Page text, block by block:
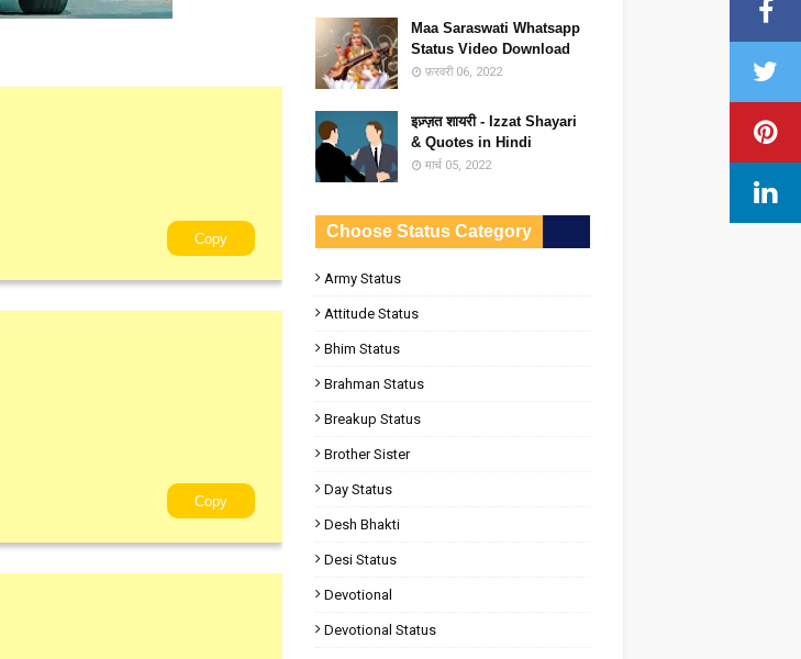
Copy
Copy
Maa Saraswati Whatsapp
Status Video Download
फ़रवरी 06, 2022
इज़्ज़त शायरी - Izzat Shayari
& Quotes in Hindi
मार्च 05, 2022
Choose Status Category
Army Status
Attitude Status
Bhim Status
Brahman Status
Breakup Status
Brother Sister
Day Status
Desh Bhakti
Desi Status
Devotional
Devotional Status